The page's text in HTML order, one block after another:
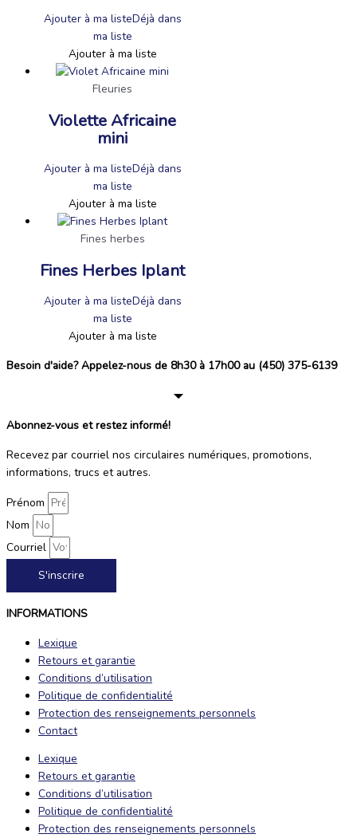
Ajouter à ma listeDéjà dans
ma liste
Ajouter à ma liste
Fleuries
Violette Africaine
mini
Ajouter à ma listeDéjà dans
ma liste
Ajouter à ma liste
Fines herbes
Fines Herbes Iplant
Ajouter à ma listeDéjà dans
ma liste
Ajouter à ma liste
Besoin d'aide? Appelez-nous de 8h30 à 17h00 au (450) 375-6139
Abonnez-vous et restez informé!
Recevez par courriel nos circulaires numériques, promotions,
informations, trucs et autres.
Prénom
Nom
Courriel
S'inscrire
INFORMATIONS
Lexique
Retours et garantie
Conditions d’utilisation
Politique de confidentialité
Protection des renseignements personnels
Contact
Lexique
Retours et garantie
Conditions d’utilisation
Politique de confidentialité
Protection des renseignements personnels